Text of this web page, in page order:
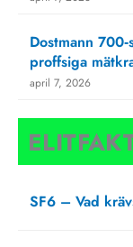
Dostmann
proffsiga
april 7, 2026
SF6 – Vad